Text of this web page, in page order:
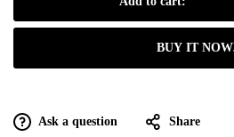
BUY IT NOW
Ask a question Share